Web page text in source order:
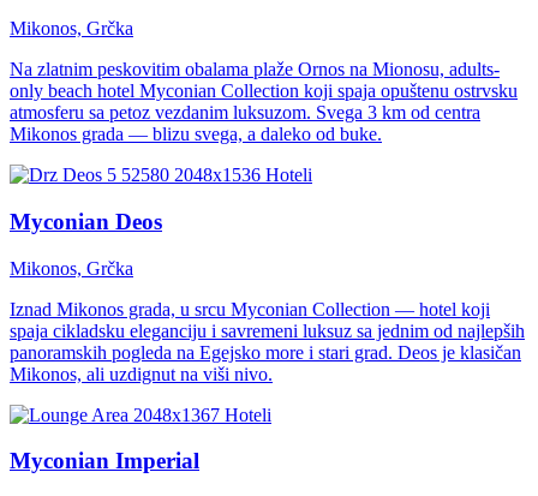
Mikonos, Grčka
Na zlatnim peskovitim obalama plaže Ornos na Mionosu, adults-
only beach hotel Myconian Collection koji spaja opuštenu ostrvsku
atmosferu sa petoz vezdanim luksuzom. Svega 3 km od centra
Mikonos grada — blizu svega, a daleko od buke.
Hoteli
Myconian Deos
Mikonos, Grčka
Iznad Mikonos grada, u srcu Myconian Collection — hotel koji
spaja cikladsku eleganciju i savremeni luksuz sa jednim od najlepših
panoramskih pogleda na Egejsko more i stari grad. Deos je klasičan
Mikonos, ali uzdignut na viši nivo.
Hoteli
Myconian Imperial